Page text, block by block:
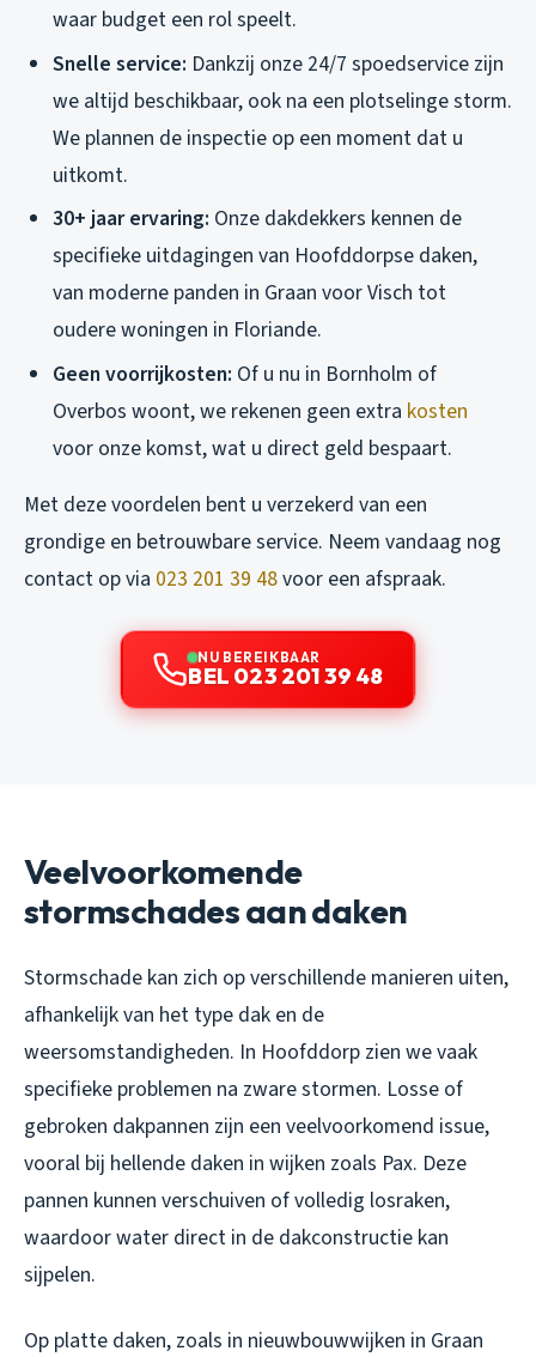
waar budget een rol speelt.
Snelle service: Dankzij onze 24/7 spoedservice zijn
we altijd beschikbaar, ook na een plotselinge storm.
We plannen de inspectie op een moment dat u
uitkomt.
30+ jaar ervaring: Onze dakdekkers kennen de
specifieke uitdagingen van Hoofddorpse daken,
van moderne panden in Graan voor Visch tot
oudere woningen in Floriande.
Geen voorrijkosten: Of u nu in Bornholm of
Overbos woont, we rekenen geen extra kosten
voor onze komst, wat u direct geld bespaart.
Met deze voordelen bent u verzekerd van een
grondige en betrouwbare service. Neem vandaag nog
contact op via 023 201 39 48voor een afspraak.
NU BEREIKBAAR
BEL 023 201 39 48
Veelvoorkomende
stormschades aan daken
Stormschade kan zich op verschillende manieren uiten,
afhankelijk van het type dak en de
weersomstandigheden. In Hoofddorp zien we vaak
specifieke problemen na zware stormen. Losse of
gebroken dakpannen zijn een veelvoorkomend issue,
vooral bij hellende daken in wijken zoals Pax. Deze
pannen kunnen verschuiven of volledig losraken,
waardoor water direct in de dakconstructie kan
sijpelen.
Op platte daken, zoals in nieuwbouwwijken in Graan